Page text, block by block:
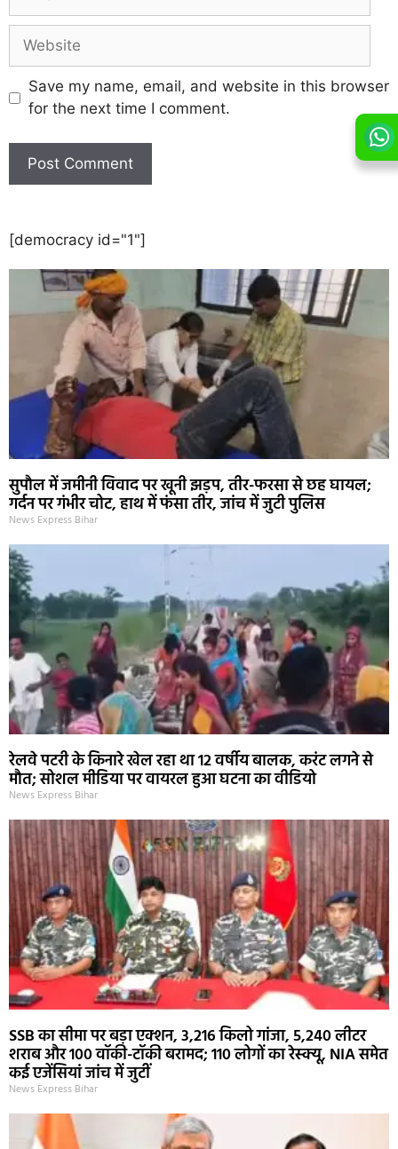
Save my name, email, and website in this browser
for the next time I comment.
[democracy id="1"]
सुपौल में जमीनी विवाद पर खूनी झड़प, तीर-फरसा से छह घायल;
गर्दन पर गंभीर चोट, हाथ में फंसा तीर, जांच में जुटी पुलिस
News Express Bihar
रेलवे पटरी के किनारे खेल रहा था 12 वर्षीय बालक, करंट लगने से
मौत; सोशल मीडिया पर वायरल हुआ घटना का वीडियो
News Express Bihar
SSB का सीमा पर बड़ा एक्शन, 3,216 किलो गांजा, 5,240 लीटर
शराब और 100 वॉकी-टॉकी बरामद; 110 लोगों का रेस्क्यू, NIA समेत
कई एजेंसियां जांच में जुटीं
News Express Bihar